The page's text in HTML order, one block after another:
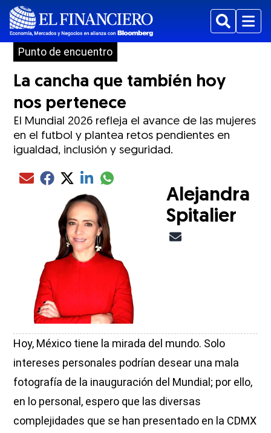
BuscarMenu
Punto de encuentro
La cancha que también hoy
nos pertenece
El Mundial 2026 refleja el avance de las mujeres
en el futbol y plantea retos pendientes en
igualdad, inclusión y seguridad.
Compartir el artículo actual mediante Email
Compartir el artículo actual mediante Facebook
Compartir el artículo actual mediante Twitter
Compartir el artículo actual mediante LinkedIn
Compartir el artículo actual mediante
Alejandra
Spitalier
Hoy, México tiene la mirada del mundo. Solo
intereses personales podrían desear una mala
fotografía de la inauguración del Mundial; por ello,
en lo personal, espero que las diversas
complejidades que se han presentado en la CDMX